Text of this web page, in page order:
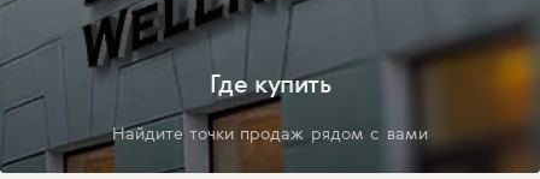
Где купить
Найдите точки продаж рядом с вами